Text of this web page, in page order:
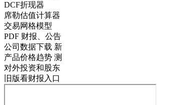
DCF折现器
席勒估值计算器
交易网格模型
PDF 财报、公告
公司数据下载 新
产品价格趋势 测
对外投资和股东
旧版看财报入口